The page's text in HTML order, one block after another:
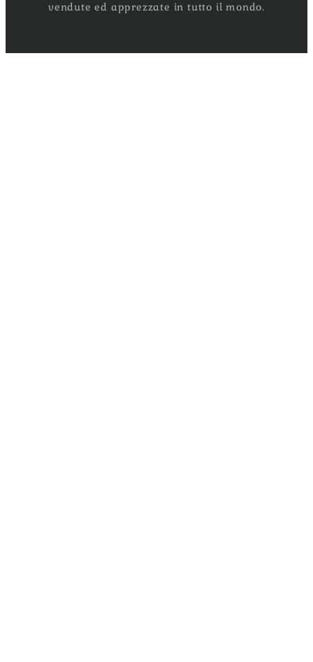
vendute ed apprezzate in tutto il mondo.